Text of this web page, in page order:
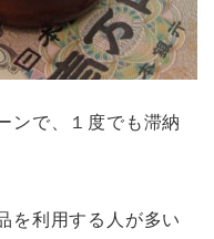
ンで、１度でも滞納
を利用する人が多い